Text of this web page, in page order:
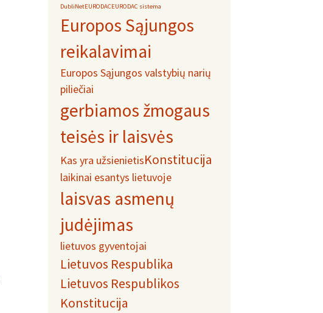
DubliNetEURODACEURODAC sistema
Europos Sąjungos
reikalavimai
Europos Sąjungos valstybių narių
piliečiai
gerbiamos žmogaus
teisės ir laisvės
Kas yra užsienietisKonstitucija
laikinai esantys lietuvoje
laisvas asmenų
judėjimas
lietuvos gyventojai
Lietuvos Respublika
Lietuvos Respublikos
Konstitucija